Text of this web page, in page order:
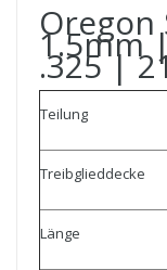
1.5mm
.325 |
Teilung
Treibglieddecke
Länge